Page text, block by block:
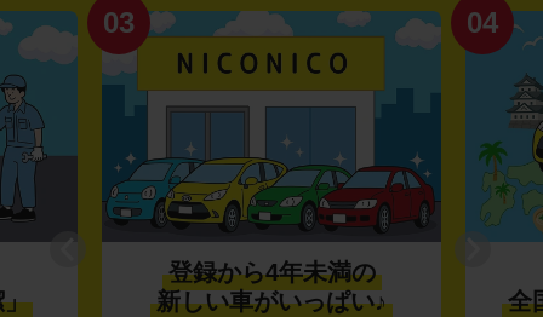
」
03
登録から4年未満の
新しい車がいっぱい♪
04
全